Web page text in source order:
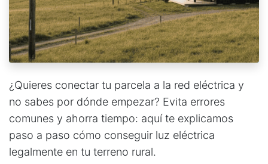
¿Quieres conectar tu parcela a la red eléctrica y
no sabes por dónde empezar? Evita errores
comunes y ahorra tiempo: aquí te explicamos
paso a paso cómo conseguir luz eléctrica
legalmente en tu terreno rural.